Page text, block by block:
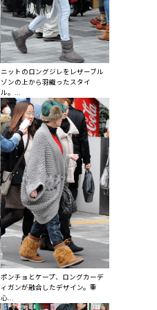
ニットのロングジレをレザーブル
ゾンの上から羽織ったスタイ
ル。...
ポンチョとケープ、ロングカーデ
ィガンが融合したデザイン。重
心...